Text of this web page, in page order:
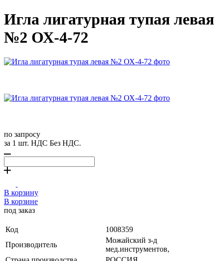
Игла лигатурная тупая левая
№2 ОХ-4-72
по запросу
за 1 шт. НДС Без НДС.
В корзину
В корзине
под заказ
Код
1008359
Производитель
Можайский з-д
мед.инструментов,